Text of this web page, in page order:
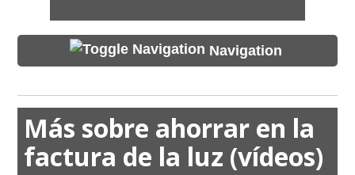
Navigation
Más sobre ahorrar en la
factura de la luz (vídeos)